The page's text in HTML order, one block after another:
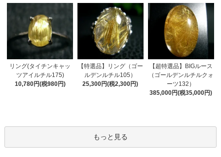
リング(タイチンキャッ
ツアイルチル175)
10,780円(税980円)
【特選品】リング（ゴー
ルデンルチル105）
25,300円(税2,300円)
【超特選品】BIGルース
（ゴールデンルチルクォ
ーツ132）
385,000円(税35,000円)
もっと見る